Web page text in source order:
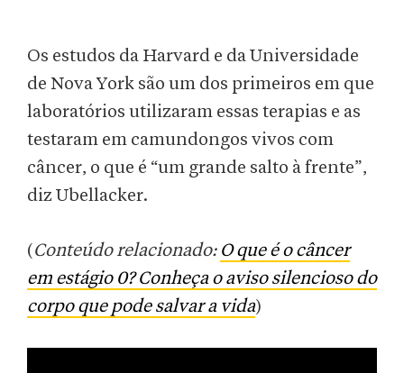
Os estudos da Harvard e da Universidade
de Nova York são um dos primeiros em que
laboratórios utilizaram essas terapias e as
testaram em camundongos vivos com
câncer, o que é “um grande salto à frente”,
diz Ubellacker.
(Conteúdo relacionado: O que é o câncer
em estágio 0? Conheça o aviso silencioso do
corpo que pode salvar a vida)